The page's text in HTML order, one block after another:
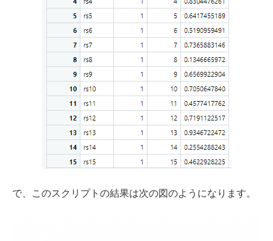
で、このスクリプトの結果は次の図のようになります。